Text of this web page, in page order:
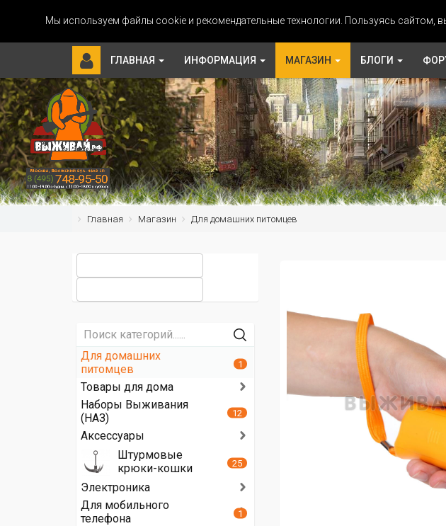
Мы используем файлы cookie и рекомендательные технологии. Пользуясь сайтом,
ГЛАВНАЯ ИНФОРМАЦИЯ МАГАЗИН БЛОГИ
Главная Магазин Для домашних питомцев
Для домашних
питомцев
1
Товары для дома
Наборы Выживания
(НАЗ)
12
Аксессуары
Штурмовые
крюки-кошки
25
Электроника
Для мобильного
телефона
1